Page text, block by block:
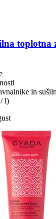
toplotna
in
l)